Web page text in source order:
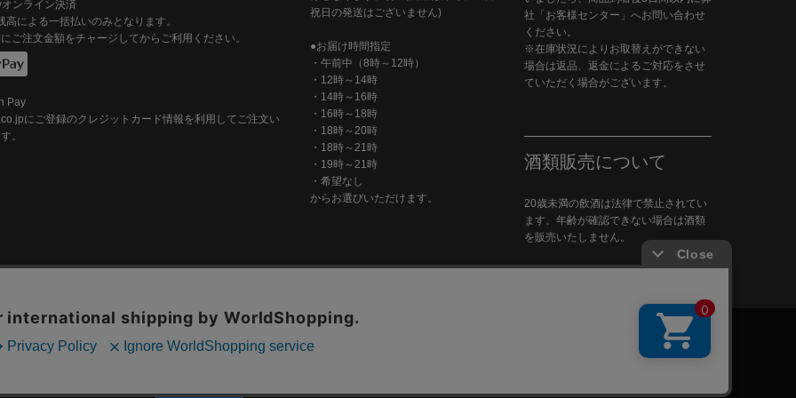
ンライン決済
高による一括払いのみとなります。
ご注文金額をチャージしてからご利用ください。
Pay
にご登録のクレジットカード情報を利用してご注文い
。
祝日の発送はございません)
●お届け時間指定
・午前中（8時～12時）
・12時～14時
・14時～16時
・16時～18時
・18時～20時
・18時～21時
・19時～21時
・希望なし
からお選びいただけます。
社「お客様センター」へお問い合わせ
ください。
※在庫状況によりお取替えができない
場合は返品、返金によるご対応をさせ
ていただく場合がございます。
酒類販売について
20歳未満の飲酒は法律で禁止されてい
ます。年齢が確認できない場合は酒類
を販売いたしません。
の使用に関する詳細はプライバシーポリシーをご確認ください。